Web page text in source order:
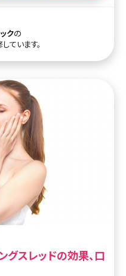
いる方は是非ご覧ください。
る際の注意点 ・ウルセラにつ
多様化するレーザーについて
エイジングをするべきか ・年
クの
ています。
グスレッドの効果、口